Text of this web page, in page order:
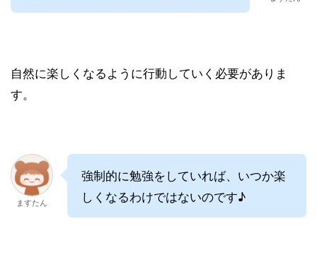
自然に楽しくなるように行動していく必要がありま
す。
ますたん
強制的に勉強をしていれば、いつか楽
しくなるわけではないのです♪